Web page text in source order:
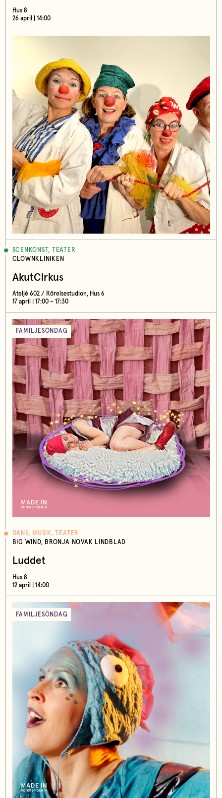
Hus 8
26 april | 14:00
SCENKONST, TEATER
CLOWNKLINIKEN
AkutCirkus
Ateljé 602 / Rörelsestudion, Hus 6
17 april | 17:00 – 17:30
FAMILJESÖNDAG
DANS, MUSIK, TEATER
BIG WIND, BRONJA NOVAK LINDBLAD
Luddet
Hus 8
12 april | 14:00
FAMILJESÖNDAG